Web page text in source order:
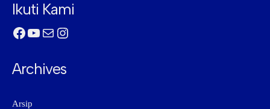
Ikuti Kami
Facebook
YouTube
MailInstagram
Archives
Arsip